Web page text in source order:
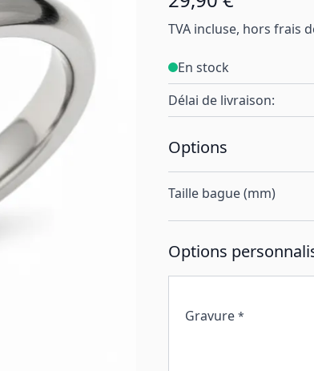
TVA incluse, hors frais
En stock
Délai de livraison:
Options
Taille bague (mm)
Options
Gravure *